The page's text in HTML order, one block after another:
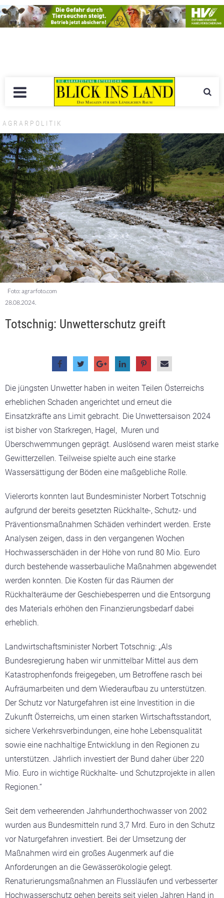
AGRARPOLITIK
Foto: agrarfoto.com
28.08.2024.
Totschnig: Unwetterschutz greift
Die jüngsten Unwetter haben in weiten Teilen Österreichs
erheblichen Schaden angerichtet und erneut die
Einsatzkräfte ans Limit gebracht. Die Unwettersaison 2024
ist bisher von Starkregen, Hagel, Muren und
Überschwemmungen geprägt. Auslösend waren meist starke
Gewitterzellen. Teilweise spielte auch eine starke
Wassersättigung der Böden eine maßgebliche Rolle.
Vielerorts konnten laut Bundesminister Norbert Totschnig
aufgrund der bereits gesetzten Rückhalte-, Schutz- und
Präventionsmaßnahmen Schäden verhindert werden. Erste
Analysen zeigen, dass in den vergangenen Wochen
Hochwasserschäden in der Höhe von rund 80 Mio. Euro
durch bestehende wasserbauliche Maßnahmen abgewendet
werden konnten. Die Kosten für das Räumen der
Rückhalteräume der Geschiebesperren und die Entsorgung
des Materials erhöhen den Finanzierungsbedarf dabei
erheblich.
Landwirtschaftsminister Norbert Totschnig: „Als
Bundesregierung haben wir unmittelbar Mittel aus dem
Katastrophenfonds freigegeben, um Betroffene rasch bei
Aufräumarbeiten und dem Wiederaufbau zu unterstützen.
Der Schutz vor Naturgefahren ist eine Investition in die
Zukunft Österreichs, um einen starken Wirtschaftsstandort,
sichere Verkehrsverbindungen, eine hohe Lebensqualität
sowie eine nachhaltige Entwicklung in den Regionen zu
unterstützen. Jährlich investiert der Bund daher über 220
Mio. Euro in wichtige Rückhalte- und Schutzprojekte in allen
Regionen.“
Seit dem verheerenden Jahrhunderthochwasser von 2002
wurden aus Bundesmitteln rund 3,7 Mrd. Euro in den Schutz
vor Naturgefahren investiert. Bei der Umsetzung der
Maßnahmen wird ein großes Augenmerk auf die
Anforderungen an die Gewässerökologie gelegt.
Renaturierungsmaßnahmen an Flussläufen und verbesserter
Hochwasserschutz gehen bereits seit vielen Jahren Hand in